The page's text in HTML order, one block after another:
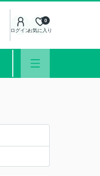
ログインお気に入り
0